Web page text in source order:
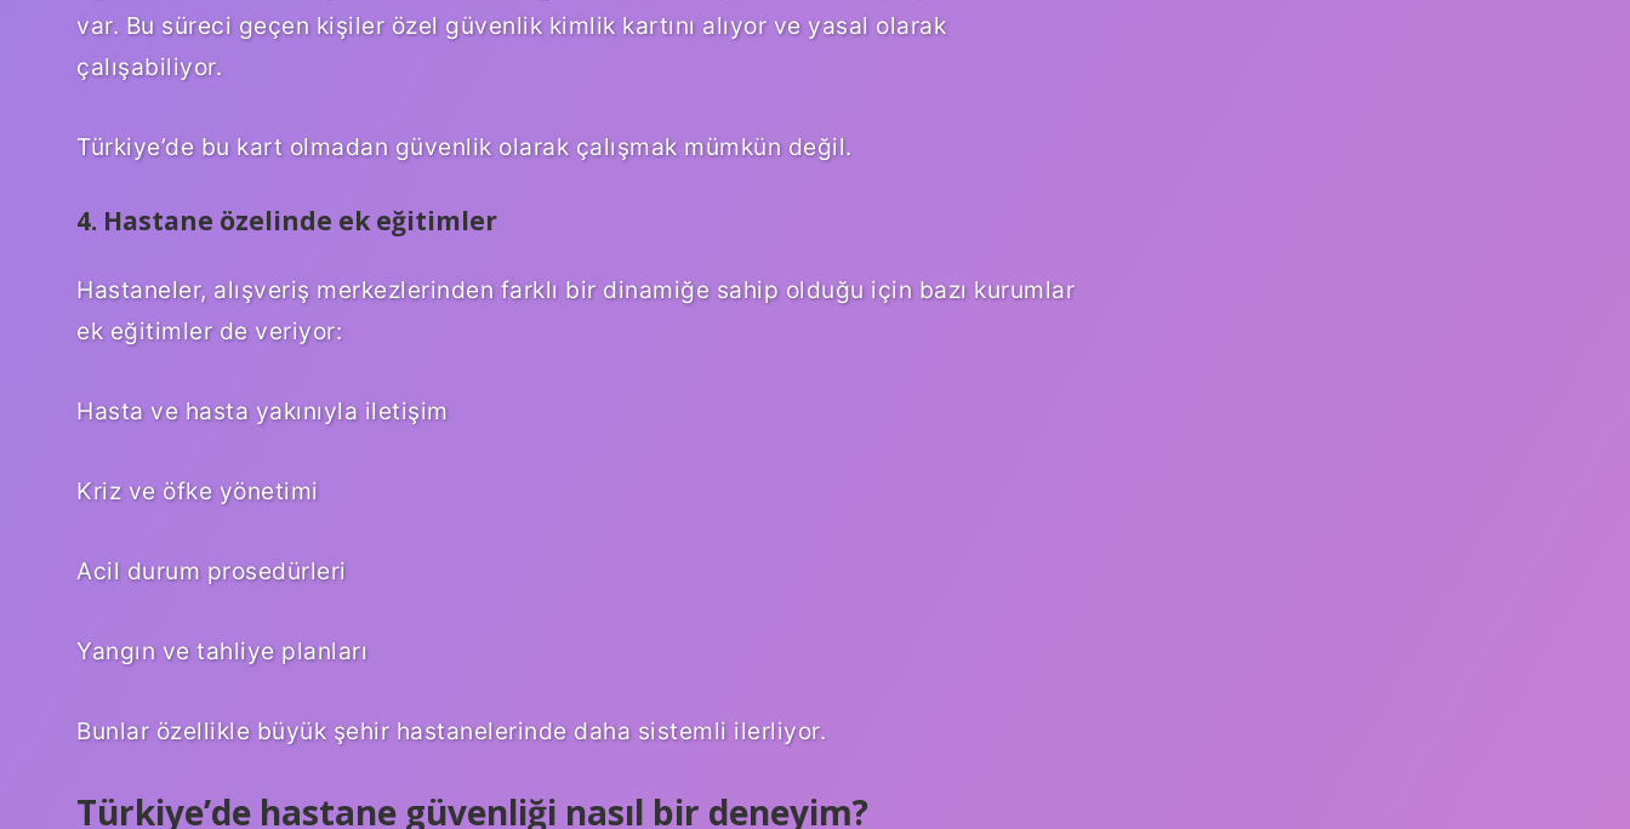
var. Bu süreci geçen kişiler özel güvenlik kimlik kartını alıyor ve yasal olarak
çalışabiliyor.
Türkiye’de bu kart olmadan güvenlik olarak çalışmak mümkün değil.
4. Hastane özelinde ek eğitimler
Hastaneler, alışveriş merkezlerinden farklı bir dinamiğe sahip olduğu için bazı kurumlar
ek eğitimler de veriyor:
Hasta ve hasta yakınıyla iletişim
Kriz ve öfke yönetimi
Acil durum prosedürleri
Yangın ve tahliye planları
Bunlar özellikle büyük şehir hastanelerinde daha sistemli ilerliyor.
Türkiye’de hastane güvenliği nasıl bir deneyim?